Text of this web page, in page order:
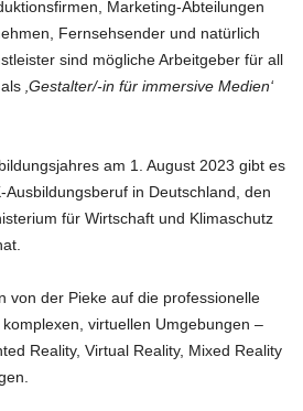
Marketing-Abteilungen
Fernsehsender und natürlich
sind mögliche Arbeitgeber für all
‚Gestalter/-in für immersive Medien‘
am 1. August 2023 gibt es
in Deutschland, den
für Wirtschaft und Klimaschutz
von der Pieke auf die professionelle
virtuellen Umgebungen –
Reality, Virtual Reality, Mixed Reality